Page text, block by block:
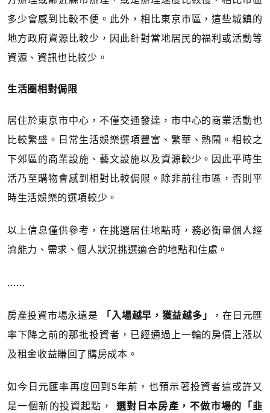
多少會感到比較不便。此外，相比東京市區，這些城鎮的
地方政府資源比較少，因此針對當地居民的福利或活動等
資源、資訊也比較少。
生活圈相對侷限
居住於東京市中心，不僅交通發達，市中心的商業活動也
比較繁盛。日常生活娛樂選項豐富、繁華、熱鬧。相較之
下郊區的商業設施、藝文設施以及資源較少。因此平時生
活乃至購物會感到相對比較侷限。除非前往市區，否則平
時生活娛樂的選項較少。
以上信息僅供參考，在挑選居住地點時，務必衡量個人經
濟能力、需求、個人狀況挑選適合的地點和住處。
……
房產投資市場永遠是 「入場越早，獲益越多」
，在日元匯
率下降之前的那批投資者，已經通過上一輪的房價上漲以
及租金收益賺回了購房成本。
如今日元匯率再度回到5年前，也預示著投資者這或許又
是一個新的投資起點， 選對日本房產，不做市場的「韭